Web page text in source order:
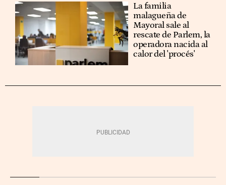
La familia
malagueña de
Mayoral sale al
rescate de Parlem, la
operadora nacida al
calor del 'procés'